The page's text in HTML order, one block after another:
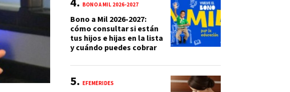
BONO A MIL 2026-2027
Bono a Mil 2026-2027:
cómo consultar si están
tus hijos e hijas en la lista
y cuándo puedes cobrar
EFEMÉRIDES